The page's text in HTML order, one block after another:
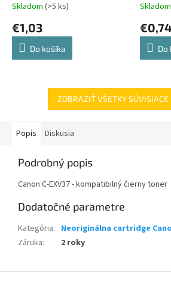
Skladom (>5 ks)
€1,03
Do košíka
Skladom
Do
ZOBRAZIŤ VŠETKY SÚVISIACE
Popis Diskusia
Podrobný popis
Canon C-EXV37 - kompatibilný čierny toner
Dodatočné parametre
Kategória: Neoriginálna cartridge
Záruka: 2 roky